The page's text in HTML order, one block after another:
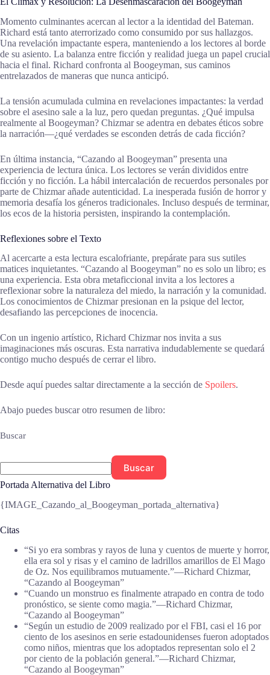
Momento culminantes acercan al lector a la identidad del Bateman.
Richard está tanto aterrorizado como consumido por sus hallazgos.
Una revelación impactante espera, manteniendo a los lectores al borde
de su asiento. La balanza entre ficción y realidad juega un papel crucial
hacia el final. Richard confronta al Boogeyman, sus caminos
entrelazados de maneras que nunca anticipó.
La tensión acumulada culmina en revelaciones impactantes: la verdad
sobre el asesino sale a la luz, pero quedan preguntas. ¿Qué impulsa
realmente al Boogeyman? Chizmar se adentra en debates éticos sobre
la narración—¿qué verdades se esconden detrás de cada ficción?
En última instancia, “Cazando al Boogeyman” presenta una
experiencia de lectura única. Los lectores se verán divididos entre
ficción y no ficción. La hábil intercalación de recuerdos personales por
parte de Chizmar añade autenticidad. La inesperada fusión de horror y
memoria desafía los géneros tradicionales. Incluso después de terminar,
los ecos de la historia persisten, inspirando la contemplación.
Reflexiones sobre el Texto
Al acercarte a esta lectura escalofriante, prepárate para sus sutiles
matices inquietantes. “Cazando al Boogeyman” no es solo un libro; es
una experiencia. Esta obra metaficcional invita a los lectores a
reflexionar sobre la naturaleza del miedo, la narración y la comunidad.
Los conocimientos de Chizmar presionan en la psique del lector,
desafiando las percepciones de inocencia.
Con un ingenio artístico, Richard Chizmar nos invita a sus
imaginaciones más oscuras. Esta narrativa indudablemente se quedará
contigo mucho después de cerrar el libro.
Desde aquí puedes saltar directamente a la sección de Spoilers.
Abajo puedes buscar otro resumen de libro:
Buscar
Buscar
Portada Alternativa del Libro
{IMAGE_Cazando_al_Boogeyman_portada_alternativa}
Citas
“Si yo era sombras y rayos de luna y cuentos de muerte y horror,
ella era sol y risas y el camino de ladrillos amarillos de El Mago
de Oz. Nos equilibramos mutuamente.”―Richard Chizmar,
“Cazando al Boogeyman”
“Cuando un monstruo es finalmente atrapado en contra de todo
pronóstico, se siente como magia.”―Richard Chizmar,
“Cazando al Boogeyman”
“Según un estudio de 2009 realizado por el FBI, casi el 16 por
ciento de los asesinos en serie estadounidenses fueron adoptados
como niños, mientras que los adoptados representan solo el 2
por ciento de la población general.”―Richard Chizmar,
“Cazando al Boogeyman”